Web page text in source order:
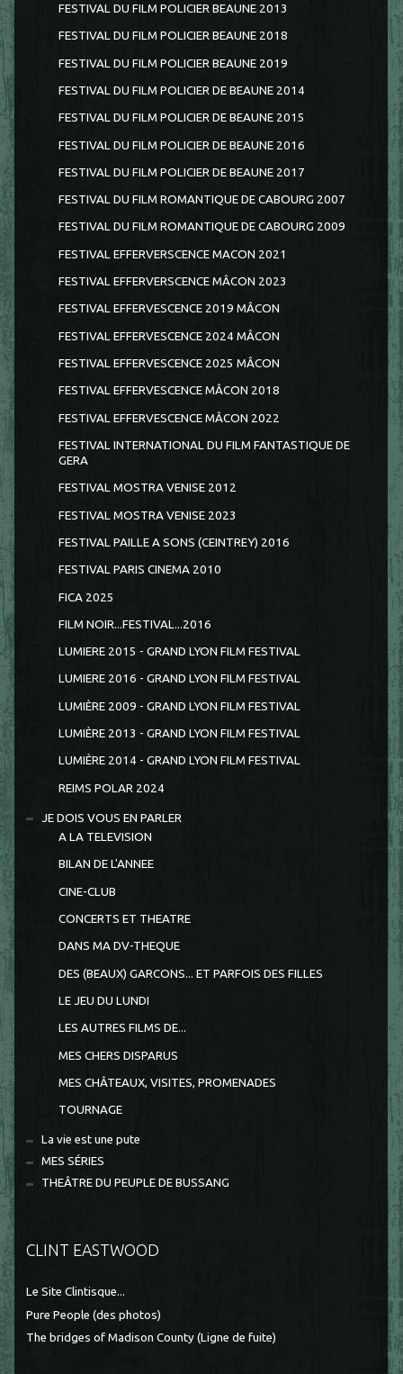
FESTIVAL DU FILM POLICIER BEAUNE 2013
FESTIVAL DU FILM POLICIER BEAUNE 2018
FESTIVAL DU FILM POLICIER BEAUNE 2019
FESTIVAL DU FILM POLICIER DE BEAUNE 2014
FESTIVAL DU FILM POLICIER DE BEAUNE 2015
FESTIVAL DU FILM POLICIER DE BEAUNE 2016
FESTIVAL DU FILM POLICIER DE BEAUNE 2017
FESTIVAL DU FILM ROMANTIQUE DE CABOURG 2007
FESTIVAL DU FILM ROMANTIQUE DE CABOURG 2009
FESTIVAL EFFERVERSCENCE MACON 2021
FESTIVAL EFFERVERSCENCE MÂCON 2023
FESTIVAL EFFERVESCENCE 2019 MÂCON
FESTIVAL EFFERVESCENCE 2024 MÂCON
FESTIVAL EFFERVESCENCE 2025 MÂCON
FESTIVAL EFFERVESCENCE MÂCON 2018
FESTIVAL EFFERVESCENCE MÂCON 2022
FESTIVAL INTERNATIONAL DU FILM FANTASTIQUE DE
GERA
FESTIVAL MOSTRA VENISE 2012
FESTIVAL MOSTRA VENISE 2023
FESTIVAL PAILLE A SONS (CEINTREY) 2016
FESTIVAL PARIS CINEMA 2010
FICA 2025
FILM NOIR...FESTIVAL...2016
LUMIERE 2015 - GRAND LYON FILM FESTIVAL
LUMIERE 2016 - GRAND LYON FILM FESTIVAL
LUMIÈRE 2009 - GRAND LYON FILM FESTIVAL
LUMIÈRE 2013 - GRAND LYON FILM FESTIVAL
LUMIÈRE 2014 - GRAND LYON FILM FESTIVAL
REIMS POLAR 2024
JE DOIS VOUS EN PARLER
A LA TELEVISION
BILAN DE L'ANNEE
CINE-CLUB
CONCERTS ET THEATRE
DANS MA DV-THEQUE
DES (BEAUX) GARCONS... ET PARFOIS DES FILLES
LE JEU DU LUNDI
LES AUTRES FILMS DE...
MES CHERS DISPARUS
MES CHÂTEAUX, VISITES, PROMENADES
TOURNAGE
La vie est une pute
MES SÉRIES
THEÂTRE DU PEUPLE DE BUSSANG
CLINT EASTWOOD
Le Site Clintisque...
Pure People (des photos)
The bridges of Madison County (Ligne de fuite)